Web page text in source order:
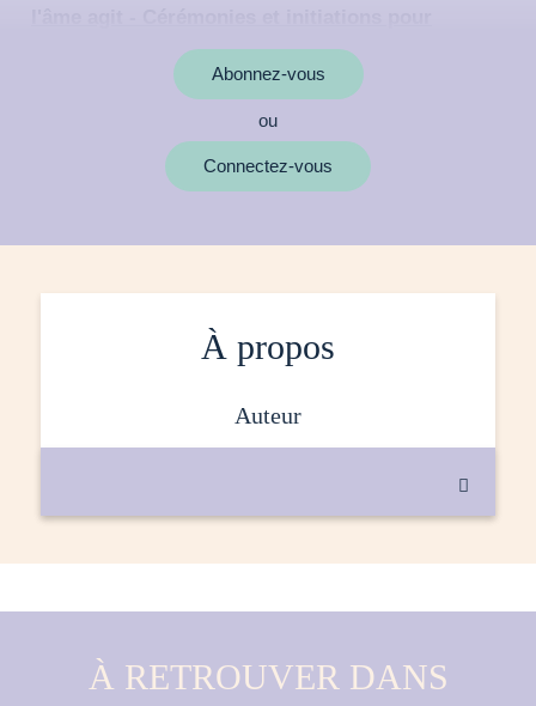
Abonnez-vous
ou
Connectez-vous
À propos
auteur

À RETROUVER DANS